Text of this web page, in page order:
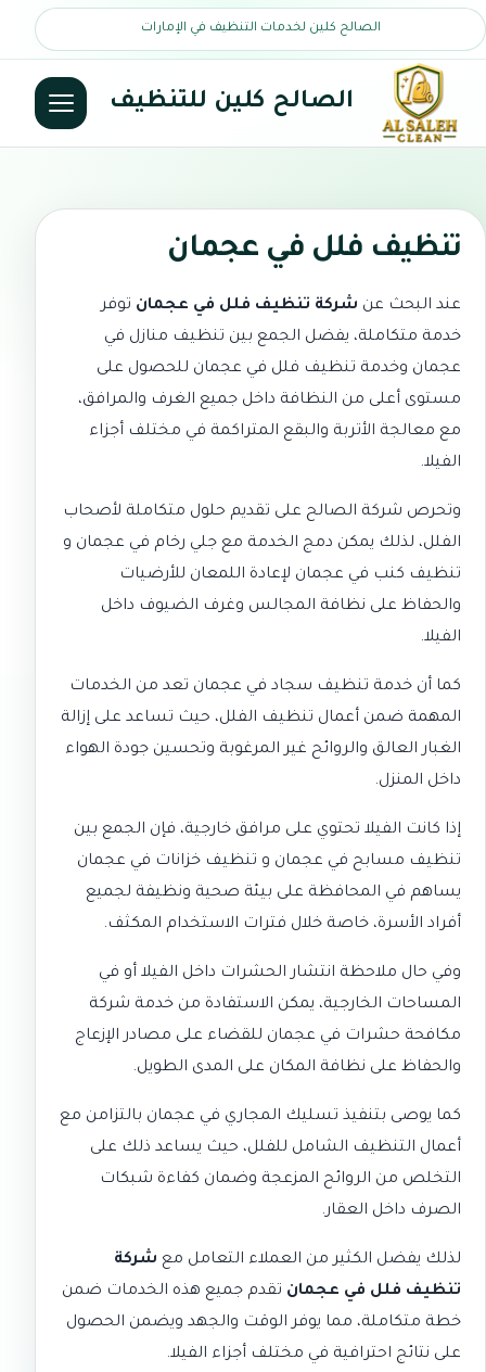
الصالح كلين لخدمات التنظيف في الإمارات
الصالح كلين للتنظيف
تنظيف فلل في عجمان
عند البحث عن شركة تنظيف فلل في عجمان توفر
خدمة متكاملة، يفضل الجمع بين تنظيف منازل في
عجمان وخدمة تنظيف فلل في عجمان للحصول على
مستوى أعلى من النظافة داخل جميع الغرف والمرافق،
مع معالجة الأتربة والبقع المتراكمة في مختلف أجزاء
الفيلا.
وتحرص شركة الصالح على تقديم حلول متكاملة لأصحاب
الفلل، لذلك يمكن دمج الخدمة مع جلي رخام في عجمان و
تنظيف كنب في عجمان لإعادة اللمعان للأرضيات
والحفاظ على نظافة المجالس وغرف الضيوف داخل
الفيلا.
كما أن خدمة تنظيف سجاد في عجمان تعد من الخدمات
المهمة ضمن أعمال تنظيف الفلل، حيث تساعد على إزالة
الغبار العالق والروائح غير المرغوبة وتحسين جودة الهواء
داخل المنزل.
إذا كانت الفيلا تحتوي على مرافق خارجية، فإن الجمع بين
تنظيف مسابح في عجمان و تنظيف خزانات في عجمان
يساهم في المحافظة على بيئة صحية ونظيفة لجميع
أفراد الأسرة، خاصة خلال فترات الاستخدام المكثف.
وفي حال ملاحظة انتشار الحشرات داخل الفيلا أو في
المساحات الخارجية، يمكن الاستفادة من خدمة شركة
مكافحة حشرات في عجمان للقضاء على مصادر الإزعاج
والحفاظ على نظافة المكان على المدى الطويل.
كما يوصى بتنفيذ تسليك المجاري في عجمان بالتزامن مع
أعمال التنظيف الشامل للفلل، حيث يساعد ذلك على
التخلص من الروائح المزعجة وضمان كفاءة شبكات
الصرف داخل العقار.
لذلك يفضل الكثير من العملاء التعامل مع شركة
تنظيف فلل في عجمان تقدم جميع هذه الخدمات ضمن
خطة متكاملة، مما يوفر الوقت والجهد ويضمن الحصول
على نتائج احترافية في مختلف أجزاء الفيلا.